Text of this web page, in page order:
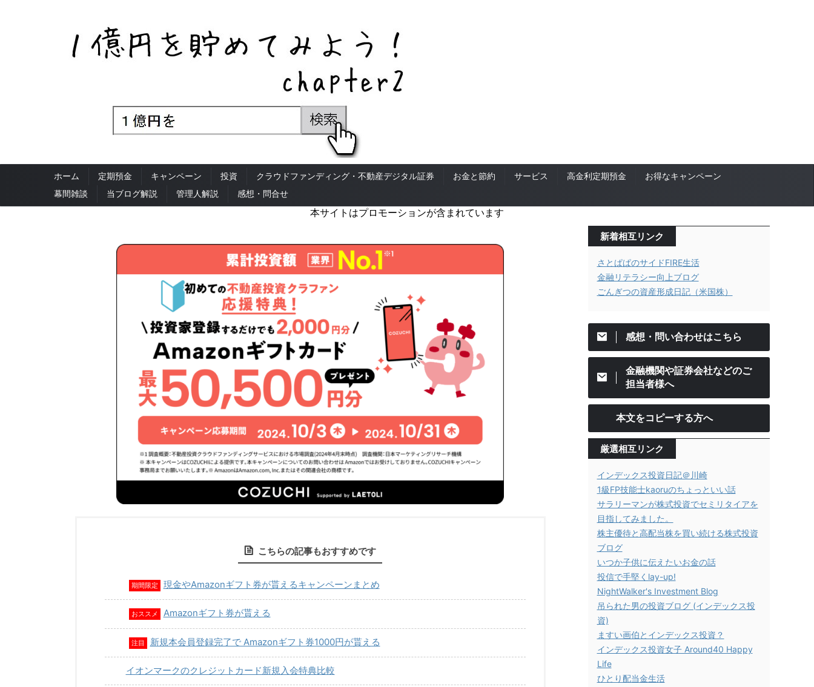
ホーム 定期預金 キャンペーン 投資 クラウドファンディング・不動産デジタル証券 お金と節約 サービス 高金利定期預金
お得なキャンペーン
幕間雑談
当ブログ解説 管理人解説 感想・問合せ
本サイトはプロモーションが含まれています
こちらの記事もおすすめです
期間限定 現金やAmazonギフト券が貰えるキャンペーンまとめ
おススメ Amazonギフト券が貰える
注目 新規本会員登録完了で Amazonギフト券1000円が貰える
イオンマークのクレジットカード新規入会特典比較
新着相互リンク
さとぱぱのサイドFIRE生活
金融リテラシー向上ブログ
ごんぎつの資産形成日記（米国株）
感想・問い合わせはこちら
金融機関や証券会社などのご
担当者様へ
本文をコピーする方へ
厳選相互リンク
インデックス投資日記＠川崎
1級FP技能士kaoruのちょっといい話
サラリーマンが株式投資でセミリタイアを
目指してみました。
株主優待と高配当株を買い続ける株式投資
ブログ
いつか子供に伝えたいお金の話
投信で手堅くlay-up!
NightWalker's Investment Blog
吊られた男の投資ブログ (インデックス投
資)
ますい画伯とインデックス投資？
インデックス投資女子 Around40 Happy
Life
ひとり配当金生活